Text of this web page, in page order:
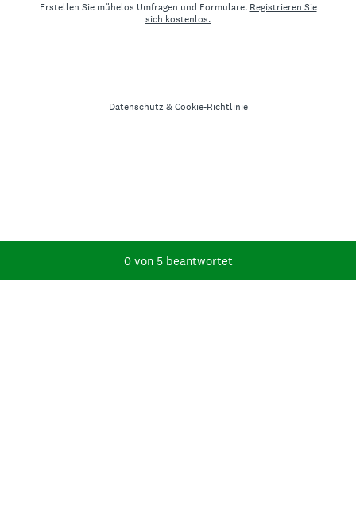
Aktueller Fortschritt,
0 von 5 beantwortet
Erstellen Sie mühelos Umfragen und Formulare. Registrieren Sie
sich kostenlos.
Datenschutz & Cookie-Richtlinie